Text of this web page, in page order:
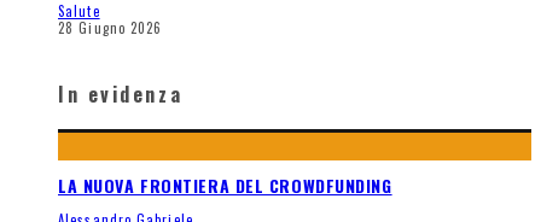
Salute
28 Giugno 2026
In evidenza
LA NUOVA FRONTIERA DEL CROWDFUNDING